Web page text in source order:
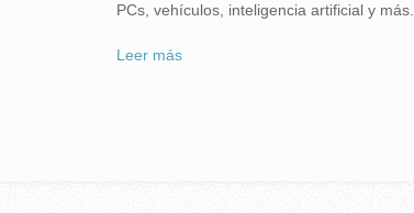
PCs, vehículos, inteligencia artificial y más.
Leer más